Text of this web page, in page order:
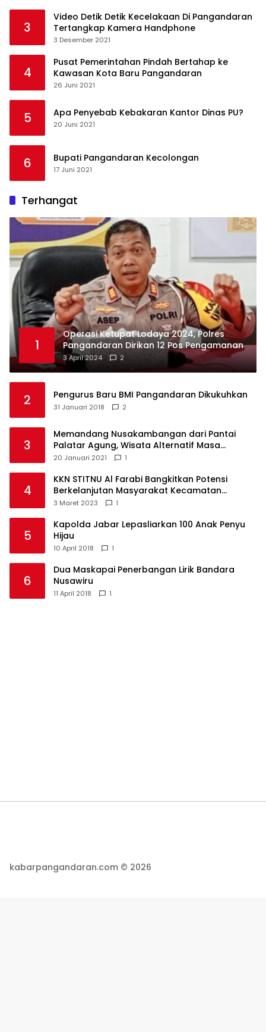
3
Video Detik Detik Kecelakaan Di Pangandaran
Tertangkap Kamera Handphone
3 Desember 2021
4
Pusat Pemerintahan Pindah Bertahap ke
Kawasan Kota Baru Pangandaran
26 Juni 2021
5 Apa Penyebab Kebakaran Kantor Dinas PU?
20 Juni 2021
6 Bupati Pangandaran Kecolongan
17 Juni 2021
Terhangat
1
Operasi Ketupat Lodaya 2024, Polres
Pangandaran Dirikan 12 Pos Pengamanan
3 April 2024 2
2 Pengurus Baru BMI Pangandaran Dikukuhkan
31 Januari 2018 2
3
Memandang Nusakambangan dari Pantai
Palatar Agung, Wisata Alternatif Masa
Pandemi
20 Januari 2021 1
4
KKN STITNU Al Farabi Bangkitkan Potensi
Berkelanjutan Masyarakat Kecamatan
Langkaplancar
3 Maret 2023 1
5
Kapolda Jabar Lepasliarkan 100 Anak Penyu
Hijau
10 April 2018 1
6
Dua Maskapai Penerbangan Lirik Bandara
Nusawiru
11 April 2018 1
kabarpangandaran.com © 2026